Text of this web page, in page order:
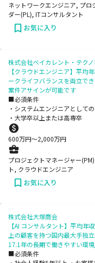
ネットワークエンジニア, プロ
ダー(PL), ITコンサルタント
お気に入り
株式会社ベイカレント・テク
【クラウドエンジニア】平均
ークライフバランスを両立で
案件アサインが可能です
■必須条件
・システムエンジニアとして
・大学卒以上または高専卒
600万円〜2,000万円
プロジェクトマネージャー
ト, クラウドエンジニア
お気に入り
株式会社大塚商会
【AI コンサルタント】平均
上の顧客を持つ国内最大手独
17.1年の長期で働きやすい環
■必須条件